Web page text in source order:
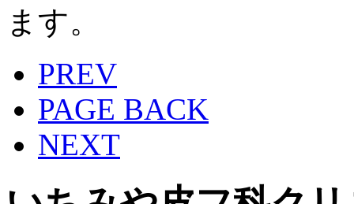
ます。
PREV
PAGE BACK
NEXT